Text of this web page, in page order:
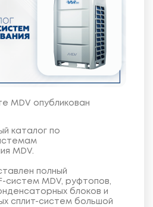
каталог по
MDV.
полный
систем MDV, руфтопов,
блоков и
сплит-систем большой